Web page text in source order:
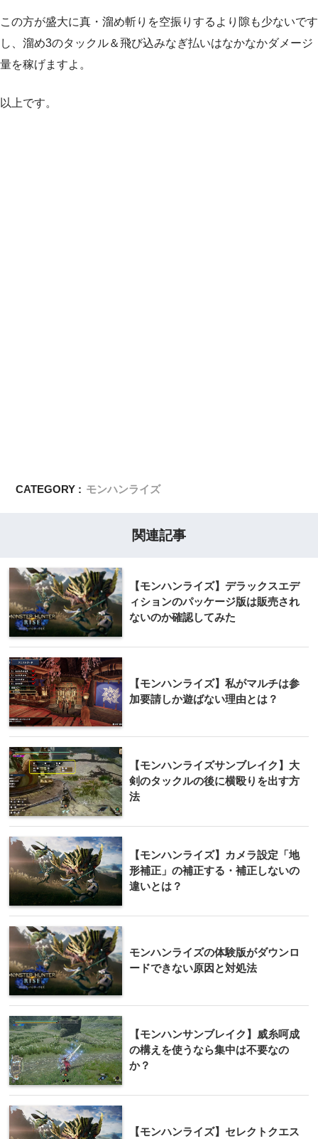
この方が盛大に真・溜め斬りを空振りするより隙も少ないです
し、溜め3のタックル＆飛び込みなぎ払いはなかなかダメージ
量を稼げますよ。
以上です。
CATEGORY : モンハンライズ
関連記事
【モンハンライズ】デラックスエデ
ィションのパッケージ版は販売され
ないのか確認してみた
【モンハンライズ】私がマルチは参
加要請しか遊ばない理由とは？
【モンハンライズサンブレイク】大
剣のタックルの後に横殴りを出す方
法
【モンハンライズ】カメラ設定「地
形補正」の補正する・補正しないの
違いとは？
モンハンライズの体験版がダウンロ
ードできない原因と対処法
【モンハンサンブレイク】威糸呵成
の構えを使うなら集中は不要なの
か？
【モンハンライズ】セレクトクエス